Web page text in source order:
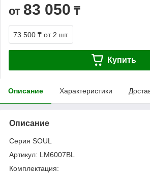
от 83 050 ₸
73 500 ₸ от 2 шт.
Купить
Описание Характеристики
Описание
Серия SOUL
Артикул: LM6007BL
Комплектация: